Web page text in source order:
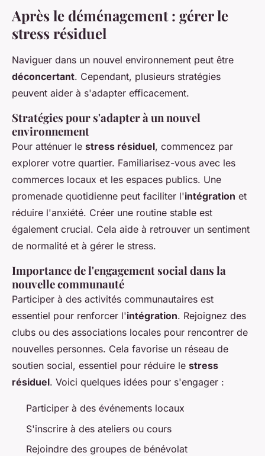
Après le déménagement : gérer le
stress résiduel
Naviguer dans un nouvel environnement peut être
déconcertant. Cependant, plusieurs stratégies
peuvent aider à s'adapter efficacement.
Stratégies pour s'adapter à un nouvel
environnement
Pour atténuer le stress résiduel, commencez par
explorer votre quartier. Familiarisez-vous avec les
commerces locaux et les espaces publics. Une
promenade quotidienne peut faciliter l'intégration et
réduire l'anxiété. Créer une routine stable est
également crucial. Cela aide à retrouver un sentiment
de normalité et à gérer le stress.
Importance de l'engagement social dans la
nouvelle communauté
Participer à des activités communautaires est
essentiel pour renforcer l'intégration. Rejoignez des
clubs ou des associations locales pour rencontrer de
nouvelles personnes. Cela favorise un réseau de
soutien social, essentiel pour réduire le stress
résiduel. Voici quelques idées pour s'engager :
Participer à des événements locaux
S'inscrire à des ateliers ou cours
Rejoindre des groupes de bénévolat